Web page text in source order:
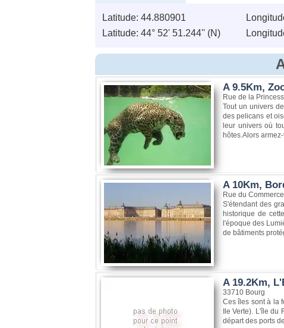
Latitude: 44.880901
Latitude: 44° 52' 51.244'' (N)
A 9.5Km,
Rue de la
Tout un univers
des pelicans et
leur univers où
hôtes.Alors
A 10Km,
Rue du
S'étendant des
historique de
l'époque des
de bâtiments
A 19.2Km,
33710 Bourg
Ces îles sont à la
Ile Verte). L'île du
départ des ports